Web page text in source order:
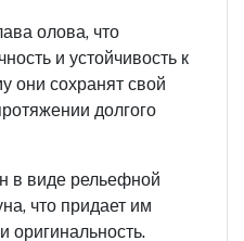
олова, что
и устойчивость к
они сохранят свой
долгого
в виде рельефной
что придает им
оригинальность.